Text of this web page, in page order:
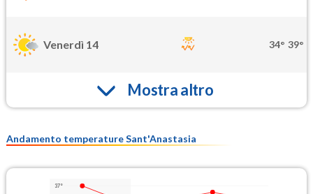
Venerdì 14 34° 39°
Mostra altro
Andamento temperature Sant'Anastasia
37°